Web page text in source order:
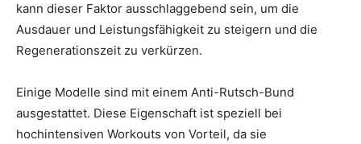
kann dieser Faktor ausschlaggebend sein, um die
Ausdauer und Leistungsfähigkeit zu steigern und die
Regenerationszeit zu verkürzen.
Einige Modelle sind mit einem Anti-Rutsch-Bund
ausgestattet. Diese Eigenschaft ist speziell bei
hochintensiven Workouts von Vorteil, da sie